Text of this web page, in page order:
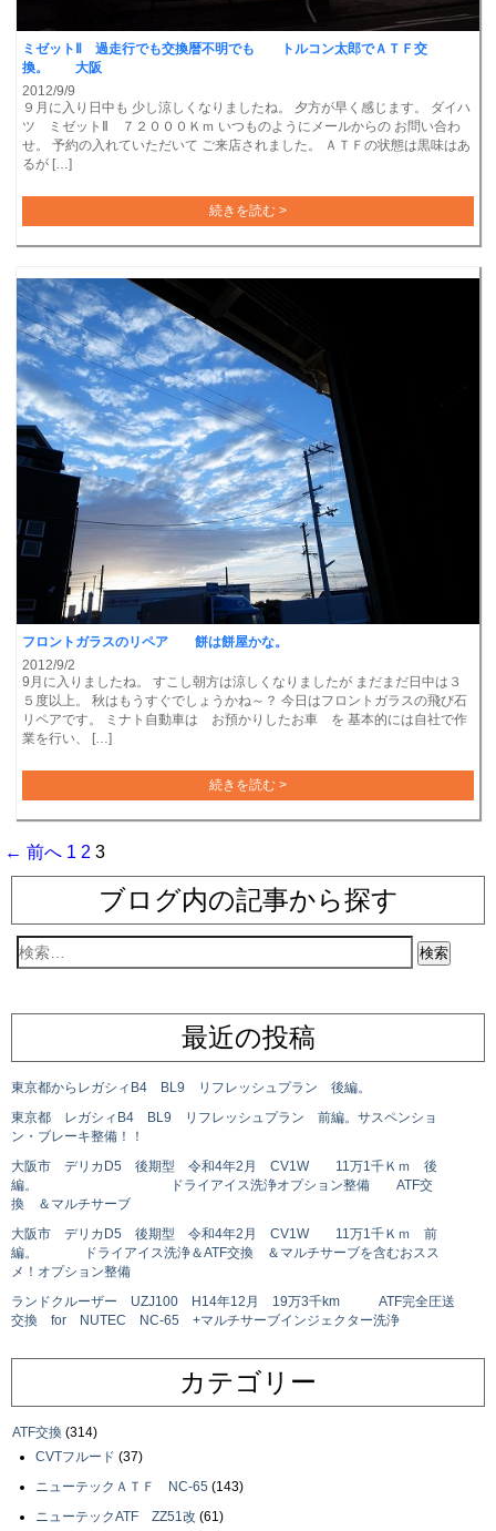
ミゼットⅡ 過走行でも交換暦不明でも トルコン太郎でＡＴＦ交
換。 大阪
2012/9/9
９月に入り日中も 少し涼しくなりましたね。 夕方が早く感じます。 ダイハ
ツ ミゼットⅡ ７２０００Ｋｍ いつものようにメールからの お問い合わ
せ。 予約の入れていただいて ご来店されました。 ＡＴＦの状態は黒味はあ
るが […]
続きを読む >
フロントガラスのリペア 餅は餅屋かな。
2012/9/2
9月に入りましたね。 すこし朝方は涼しくなりましたが まだまだ日中は３
５度以上。 秋はもうすぐでしょうかね～？ 今日はフロントガラスの飛び石
リペアです。 ミナト自動車は お預かりしたお車 を 基本的には自社で作
業を行い、 […]
続きを読む >
← 前へ 1 2 3
ブログ内の記事から探す
最近の投稿
東京都からレガシィB4 BL9 リフレッシュプラン 後編。
東京都 レガシィB4 BL9 リフレッシュプラン 前編。サスペンショ
ン・ブレーキ整備！！
大阪市 デリカD5 後期型 令和4年2月 CV1W 11万1千Ｋｍ 後
編。 ドライアイス洗浄オプション整備 ATF交
換 ＆マルチサーブ
大阪市 デリカD5 後期型 令和4年2月 CV1W 11万1千Ｋｍ 前
編。 ドライアイス洗浄＆ATF交換 ＆マルチサーブを含むおスス
メ！オプション整備
ランドクルーザー UZJ100 H14年12月 19万3千km ATF完全圧送
交換 for NUTEC NC-65 +マルチサーブインジェクター洗浄
カテゴリー
ATF交換 (314)
CVTフルード (37)
ニューテックＡＴＦ NC-65 (143)
ニューテックATF ZZ51改 (61)